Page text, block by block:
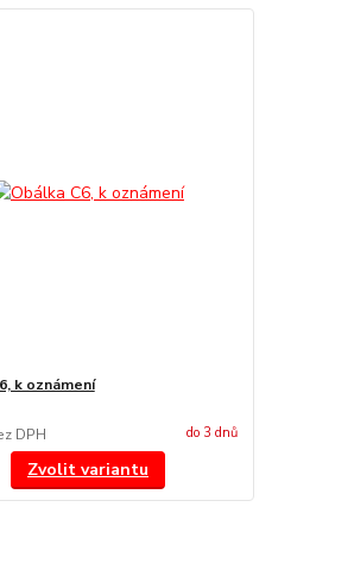
k oznámení
DPH do 3 dnů
Zvolit variantu